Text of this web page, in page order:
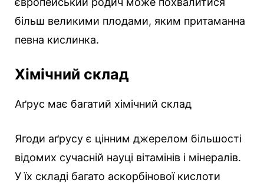
більш великими плодами, яким притаманна
певна кислинка.
Хімічний склад
Аґрус має багатий хімічний склад
Ягоди аґрусу є цінним джерелом більшості
відомих сучасній науці вітамінів і мінералів.
У їх складі багато аскорбінової кислоти